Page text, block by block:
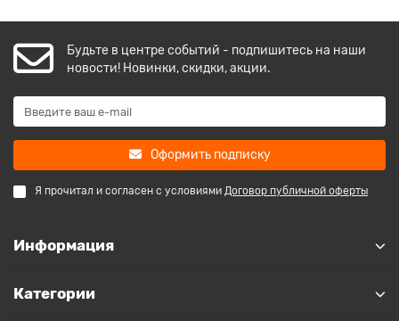
Будьте в центре событий - подпишитесь на наши
новости! Новинки, скидки, акции.
Оформить подписку
Я прочитал и согласен с условиями Договор публичной оферты
Информация
Категории